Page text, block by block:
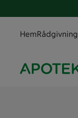
HemRådgivning